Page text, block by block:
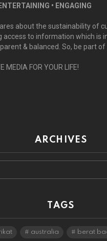
• ENGAGING
about the sustainability of
access to information which is
& balanced. So, be part
MEDIA FOR YOUR LIFE!
ARCHIVES
TAGS
australia berat